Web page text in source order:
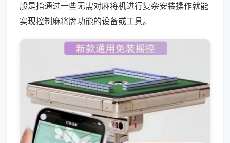
般是指通过一些无需对麻将机进行复杂安装操作就能
实现控制麻将牌功能的设备或工具。